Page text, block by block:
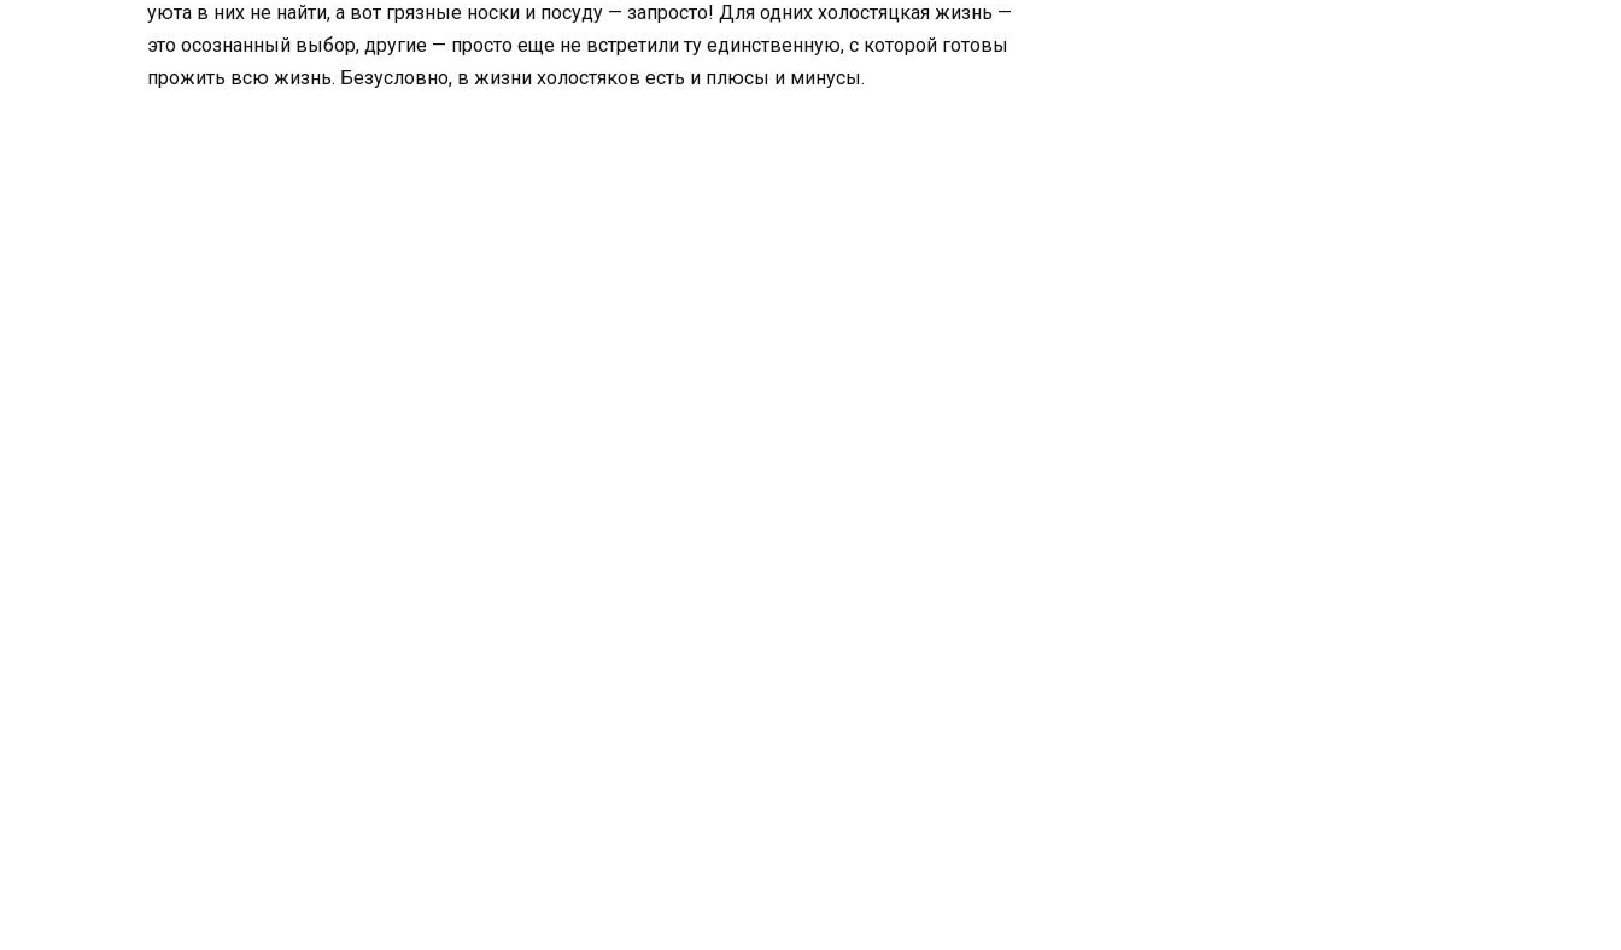
уюта в них не найти, а вот грязные носки и посуду — запросто! Для одних холостяцкая жизнь —
это осознанный выбор, другие — просто еще не встретили ту единственную, с которой готовы
прожить всю жизнь. Безусловно, в жизни холостяков есть и плюсы и минусы.